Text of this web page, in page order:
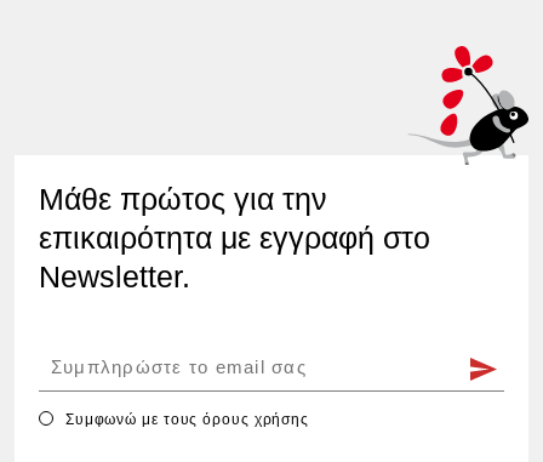
Μάθε πρώτος για την
επικαιρότητα με εγγραφή στο
Newsletter.
Συμφωνώ με τουςόρους χρήσης